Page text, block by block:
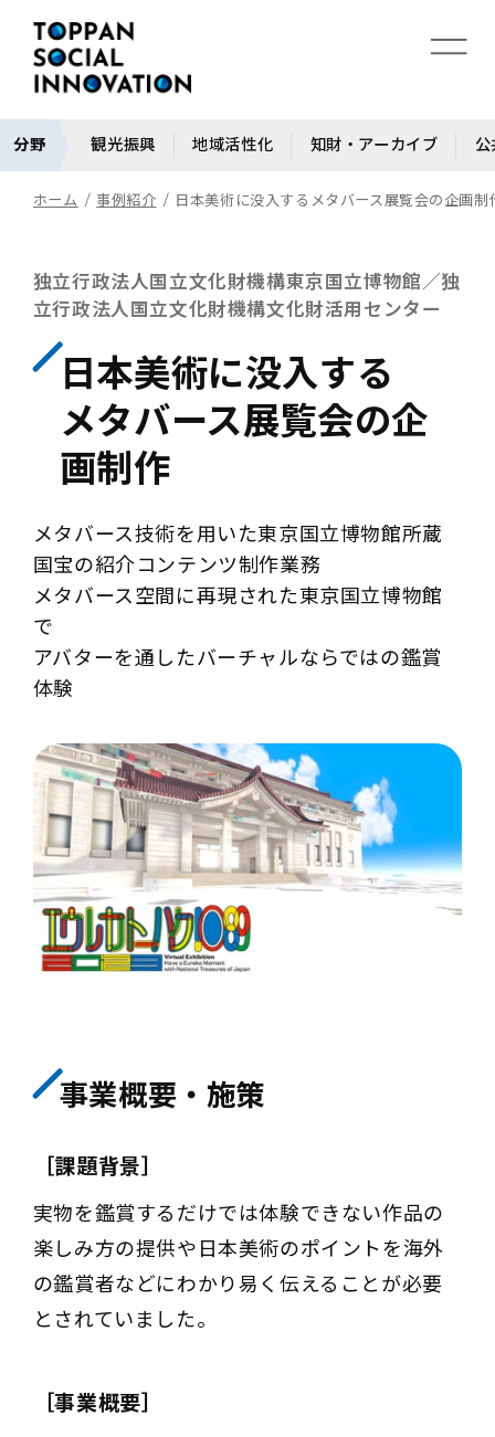
分野 観光振興 地域活性化 知財・アーカイブ
ホーム 事例紹介 日本美術に没入するメタバース展覧会の企画制
独立行政法人国立文化財機構東京国立博物館／独
立行政法人国立文化財機構文化財活用センター
日本美術に没入する
メタバース展覧会の企
画制作
メタバース技術を用いた東京国立博物館所蔵
国宝の紹介コンテンツ制作業務
メタバース空間に再現された東京国立博物館
で
アバターを通したバーチャルならではの鑑賞
体験
事業概要・施策
［課題背景］
実物を鑑賞するだけでは体験できない作品の
楽しみ方の提供や日本美術のポイントを海外
の鑑賞者などにわかり易く伝えることが必要
とされていました。
［事業概要］